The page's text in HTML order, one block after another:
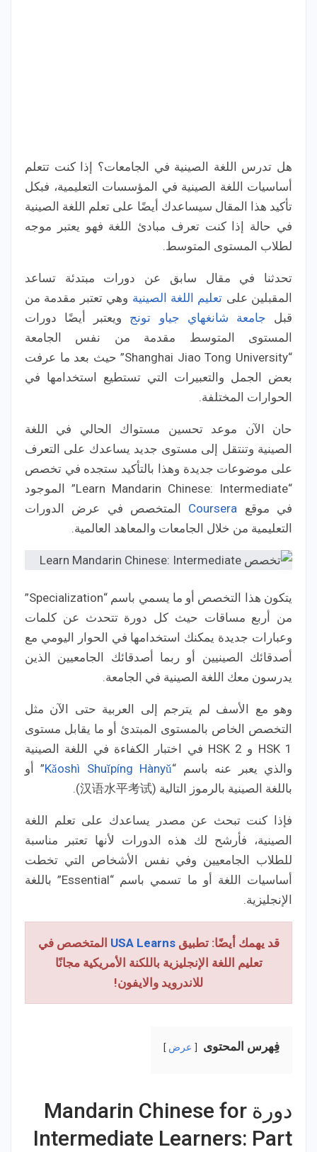
هل تدرس اللغة الصينية في الجامعات؟ إذا كنت تتعلم
أساسيات اللغة الصينية في المؤسسات التعليمية، فبكل
تأكيد هذا المقال سيساعدك أيضًا على تعلم اللغة الصينية
في حالة إذا كنت تعرف مبادئ اللغة فهو يعتبر موجه
لطلاب المستوى المتوسط.
تحدثنا في مقال سابق عن دورات مبتدئة تساعد
المقبلين على تعليم اللغة الصينية وهي تعتبر مقدمة من
قبل جامعة شانغهاي جياو تونج ويعتبر أيضًا دورات
المستوى المتوسط مقدمة من نفس الجامعة
“Shanghai Jiao Tong University” حيث بعد ما عرفت
بعض الجمل والتعبيرات التي تستطيع استخدامها في
الحوارات المختلفة.
حان الآن موعد تحسين مستواك الحالي في اللغة
الصينية وتنتقل إلى مستوى جديد يساعدك على التعرف
على موضوعات جديدة وهذا بالتأكيد ستجده في تخصص
“Learn Mandarin Chinese: Intermediate” الموجود
في موقع Coursera المتخصص في عرض الدورات
التعليمية من خلال الجامعات والمعاهد العالمية.
يتكون هذا التخصص أو ما يسمي باسم “Specialization”
من أربع مساقات حيث كل دورة تتحدث عن كلمات
وعبارات جديدة يمكنك استخدامها في الحوار اليومي مع
أصدقائك الصينيين أو ربما أصدقائك الجامعيين الذين
يدرسون معك اللغة الصينية في الجامعة.
وهو مع الأسف لم يترجم إلى العربية حتى الآن مثل
التخصص الخاص بالمستوى المبتدئ أو ما يقابل مستوى
HSK 1 و HSK 2 في اختبار الكفاءة في اللغة الصينية
والذي يعبر عنه باسم “Kǎoshì Shuǐpíng Hànyǔ” أو
باللغة الصينية بالرموز التالية (汉语水平考试).
فإذا كنت تبحث عن مصدر يساعدك على تعلم اللغة
الصينية، فأرشح لك هذه الدورات لأنها تعتبر مناسبة
للطلاب الجامعيين وفي نفس الأشخاص التي تخطت
أساسيات اللغة أو ما تسمي باسم “Essential” باللغة
الإنجليزية.
قد يهمك أيضًا: تطبيقUSA Learns المتخصص في
تعليم اللغة الإنجليزية باللكنة الأمريكية مجانًا
للاندرويد والايفون!
فِهرس المحتوى عرض
دورة Mandarin Chinese for
Intermediate Learners: Part